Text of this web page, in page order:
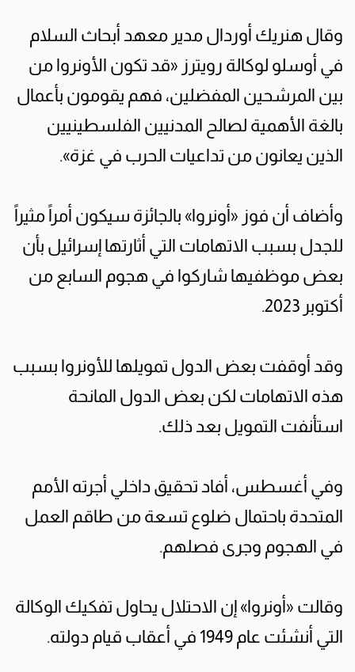
وقال هنريك أوردال مدير معهد أبحاث السلام
في أوسلو لوكالة رويترز «قد تكون الأونروا من
بين المرشحين المفضلين، فهم يقومون بأعمال
بالغة الأهمية لصالح المدنيين الفلسطينيين
الذين يعانون من تداعيات الحرب في غزة».
وأضاف أن فوز «أونروا» بالجائزة سيكون أمراً مثيراً
للجدل بسبب الاتهامات التي أثارتها إسرائيل بأن
بعض موظفيها شاركوا في هجوم السابع من
أكتوبر 2023.
وقد أوقفت بعض الدول تمويلها للأونروا بسبب
هذه الاتهامات لكن بعض الدول المانحة
استأنفت التمويل بعد ذلك.
وفي أغسطس، أفاد تحقيق داخلي أجرته الأمم
المتحدة باحتمال ضلوع تسعة من طاقم العمل
في الهجوم وجرى فصلهم.
وقالت «أونروا» إن الاحتلال يحاول تفكيك الوكالة
التي أنشئت عام 1949 في أعقاب قيام دولته.